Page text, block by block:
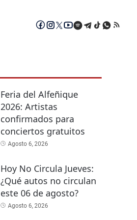
Feria del Alfeñique
2026: Artistas
confirmados para
conciertos gratuitos
Agosto 6, 2026
Hoy No Circula Jueves:
¿Qué autos no circulan
este 06 de agosto?
Agosto 6, 2026